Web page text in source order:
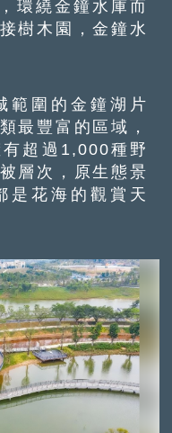
繞金鐘水庫而
樹木園，金鐘水
圍的金鐘湖片
最豐富的區域，
超過1,000種野
層次，原生態景
是花海的觀賞天